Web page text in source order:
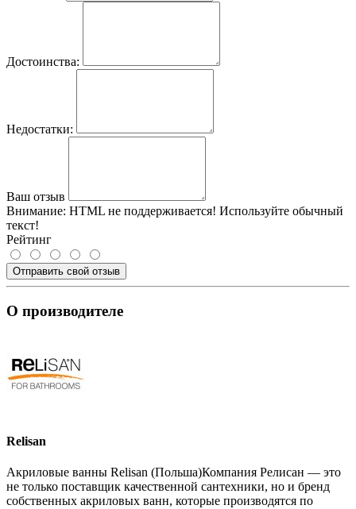
Достоинства:
Недостатки:
Ваш отзыв
Внимание: HTML не поддерживается! Используйте обычный
текст!
Рейтинг
Отправить свой отзыв
О производителе
Relisan
Акриловые ванны Relisan (Польша)Компания Релисан — это
не только поставщик качественной сантехники, но и бренд
собственных акриловых ванн, которые производятся по